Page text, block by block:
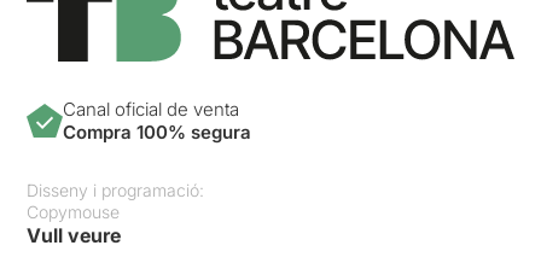
Canal oficial de venta
Compra 100% segura
Disseny i programació:
Copymouse
Vull veure